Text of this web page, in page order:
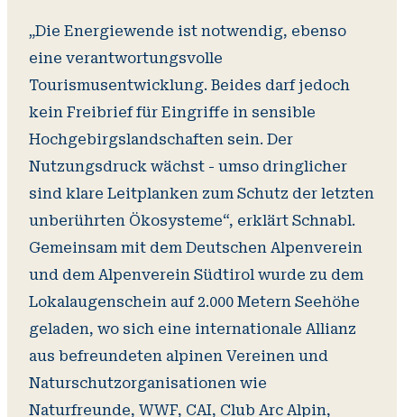
„Die Energiewende ist notwendig, ebenso
eine verantwortungsvolle
Tourismusentwicklung. Beides darf jedoch
kein Freibrief für Eingriffe in sensible
Hochgebirgslandschaften sein. Der
Nutzungsdruck wächst - umso dringlicher
sind klare Leitplanken zum Schutz der letzten
unberührten Ökosysteme“, erklärt Schnabl.
Gemeinsam mit dem Deutschen Alpenverein
und dem Alpenverein Südtirol wurde zu dem
Lokalaugenschein auf 2.000 Metern Seehöhe
geladen, wo sich eine internationale Allianz
aus befreundeten alpinen Vereinen und
Naturschutzorganisationen wie
Naturfreunde, WWF, CAI, Club Arc Alpin,